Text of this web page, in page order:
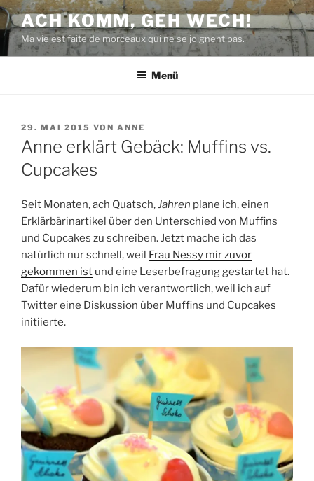
Zum
Inhalt
springen
ACH KOMM, GEH WECH!
Ma vie est faite de morceaux qui ne se joignent pas.
Menü
VERÖFFENTLICHT
AM
29. MAI 2015 VON ANNE
Anne erklärt Gebäck: Muffins vs.
Cupcakes
Seit Monaten, ach Quatsch,Jahren plane ich, einen
Erklärbärinartikel über den Unterschied von Muffins
und Cupcakes zu schreiben. Jetzt mache ich das
natürlich nur schnell, weil Frau Nessy mir zuvor
gekommen ist und eine Leserbefragung gestartet hat.
Dafür wiederum bin ich verantwortlich, weil ich auf
Twitter eine Diskussion über Muffins und Cupcakes
initiierte.